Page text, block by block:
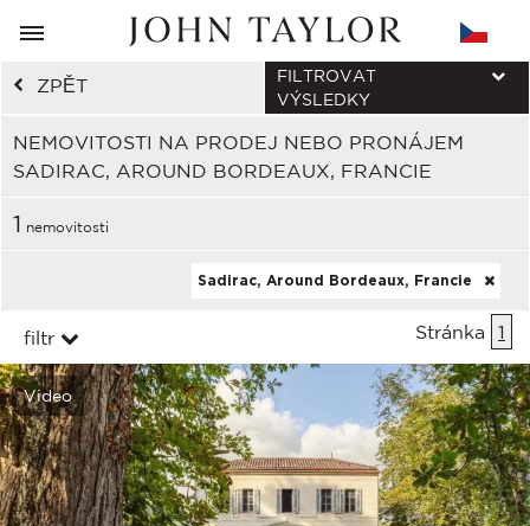
ZPĚT
NEMOVITOSTI NA PRODEJ NEBO PRONÁJEM
SADIRAC, AROUND BORDEAUX, FRANCIE
FILTROVAT
VÝSLEDKY
1 nemovitosti
Sadirac, Around Bordeaux, Francie
filtr Stránka 1
Video